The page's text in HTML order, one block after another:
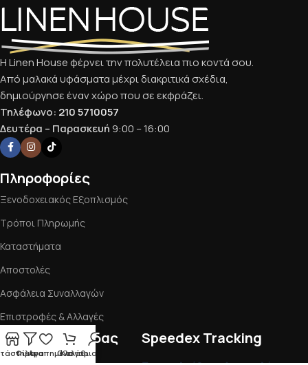
Η Linen House φέρνει την πολυτέλεια πιο κοντά σου.
Από μαλακά υφάσματα μέχρι διακριτικά σχέδια,
δημιούργησε έναν χώρο που σε εκφράζει.
Τηλέφωνο: 210 5710057
Δευτέρα – Παρασκευή 9:00 – 16:00
Πληροφορίες
Ξενοδοχειακός Εξοπλισμός
Τρόποι Πληρωμής
Καταστήματα
Αποστολές
Ασφάλεια Συναλλαγών
Επιστροφές & Αλλαγές
Εργαλεία σελίδας
Όροι Χρήσης
Speedex Tracking
Φίλτρα
ΑγαπημέναΚαλάθι
Ο λογαριασμός μου